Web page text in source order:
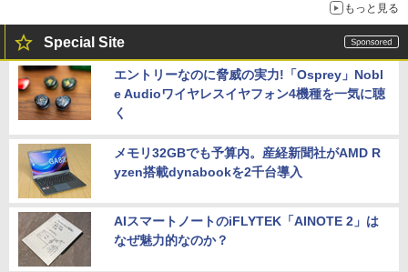
もっと見る
Special Site
エントリーなのに脅威の実力!「Osprey」Nobl
e Audioワイヤレスイヤフォン4機種を一気に聴
く
メモリ32GBでも予算内。産経新聞社がAMD R
yzen搭載dynabookを2千台導入
AIスマートノートのiFLYTEK「AINOTE 2」は
なぜ魅力的なのか？